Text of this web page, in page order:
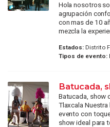
Hola nosotros
agrupación
con mas de 10
mezcla la
Estados:Distrito
Tipos de evento:
Batucada,
Batucada, show
Tlaxcala
evento con
show ideal para